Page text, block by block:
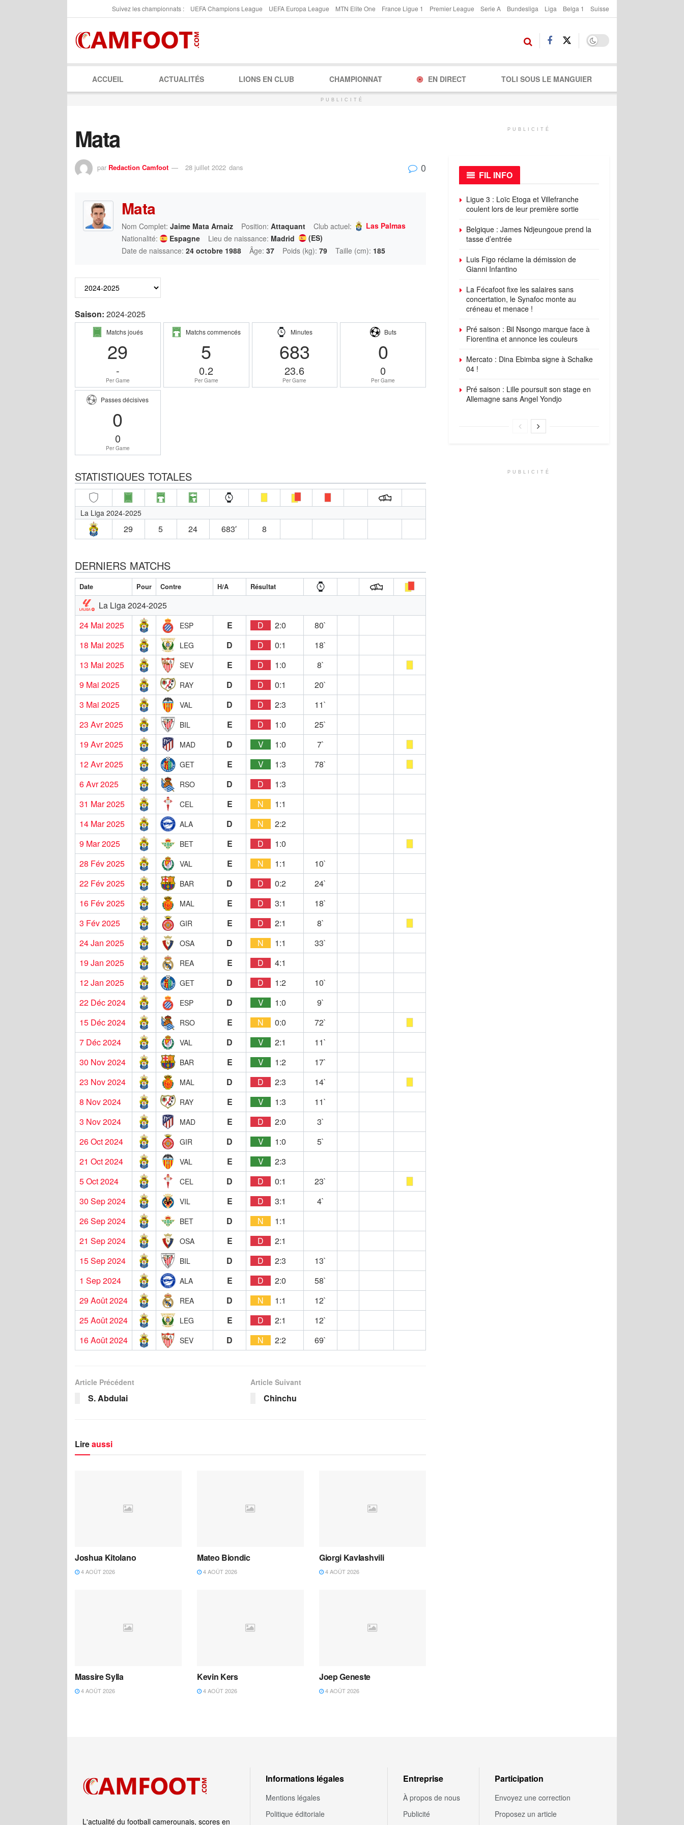
Suivez les championnats : UEFA Champions League UEFA Europa League MTN Elite One France Ligue 1 Premier League Serie A Bundesliga Liga Belga 1 Suisse
ACCUEIL ACTUALITÉS LIONS EN CLUB CHAMPIONNAT EN DIRECT TOLI SOUS LE MANGUIER
PUBLICITÉ
Mata
par Redaction Camfoot 28 juillet 2022 dans 0
Mata
Nom Complet: Jaime Mata Arnaiz Position: Attaquant Club actuel:
Las Palmas
Nationalité:
Espagne Lieu de naissance: Madrid
(ES)
Date de naissance: 24 octobre 1988 Âge: 37 Poids (kg): 79 Taille (cm): 185
Saison: 2024-2025
Matchs joués
29
-
Per Game
Matchs commencés
5
0.2
Per Game
Minutes
683
23.6
Per Game
Buts
0
0
Per Game
Passes décisives
0
0
Per Game
STATISTIQUES TOTALES
La Liga 2024-2025
29 5 24 683′ 8
DERNIERS MATCHS
Date Pour Contre H/A Résultat
La Liga 2024-2025
24 Mai 2025
ESP E D 2:0
80`
18 Mai 2025
LEG D D 0:1
18`
13 Mai 2025
SEV E D 1:0
8`
9 Mai 2025
RAY D D 0:1
20`
3 Mai 2025
VAL D D 2:3
11`
23 Avr 2025
BIL E D 1:0
25`
19 Avr 2025
MAD D V 1:0
7`
12 Avr 2025
GET E V 1:3
78`
6 Avr 2025
RSO D D
1:3
31 Mar 2025
CEL E N
1:1
14 Mar 2025
ALA D N
2:2
9 Mar 2025
BET E D
1:0
28 Fév 2025
VAL E N 1:1
10`
22 Fév 2025
BAR D D 0:2
24`
16 Fév 2025
MAL E D 3:1
18`
3 Fév 2025
GIR E D 2:1
8`
24 Jan 2025
OSA D N 1:1
33`
19 Jan 2025
REA E D
4:1
12 Jan 2025
GET D D 1:2
10`
22 Déc 2024
ESP D V 1:0
9`
15 Déc 2024
RSO E N 0:0
72`
7 Déc 2024
VAL D V 2:1
11`
30 Nov 2024
BAR E V 1:2
17`
23 Nov 2024
MAL D D 2:3
14`
8 Nov 2024
RAY E V 1:3
11`
3 Nov 2024
MAD E D 2:0
3`
26 Oct 2024
GIR D V 1:0
5`
21 Oct 2024
VAL E V
2:3
5 Oct 2024
CEL D D 0:1
23`
30 Sep 2024
VIL E D 3:1
4`
26 Sep 2024
BET D N
1:1
21 Sep 2024
OSA E D
2:1
15 Sep 2024
BIL D D 2:3
13`
1 Sep 2024
ALA E D 2:0
58`
29 Août 2024
REA D N 1:1
12`
25 Août 2024
LEG E D 2:1
12`
16 Août 2024
SEV D N 2:2 69`
Article Précédent
S. Abdulai
Article Suivant
Chinchu
Lireaussi
Joshua Kitolano
4 AOÛT 2026
Mateo Biondic
4 AOÛT 2026
Giorgi Kavlashvili
4 AOÛT 2026
Massire Sylla
4 AOÛT 2026
Kevin Kers
4 AOÛT 2026
Joep Geneste
4 AOÛT 2026
PUBLICITÉ
FIL INFO
Ligue 3 : Loïc Etoga et Villefranche
coulent lors de leur première sortie
Belgique : James Ndjeungoue prend la
tasse d’entrée
Luis Figo réclame la démission de
Gianni Infantino
La Fécafoot fixe les salaires sans
concertation, le Synafoc monte au
créneau et menace !
Pré saison : Bil Nsongo marque face à
Fiorentina et annonce les couleurs
Mercato : Dina Ebimba signe à Schalke
04 !
Pré saison : Lille poursuit son stage en
Allemagne sans Angel Yondjo
PUBLICITÉ
L'actualité du football camerounais, scores en
Informations légales
Mentions légales
Politique éditoriale
Entreprise
À propos de nous
Publicité
Participation
Envoyez une correction
Proposez un article